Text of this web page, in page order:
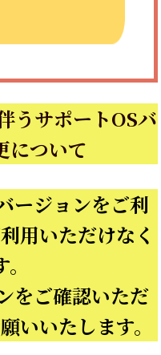
うサポートOSバ
について
ージョンをご利
用いただけなく
をご確認いただ
いいたします。